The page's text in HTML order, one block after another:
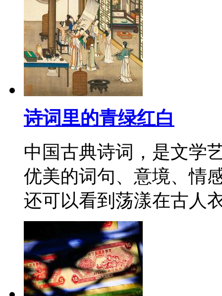
诗词里的青绿红白
中国古典诗词，是文学
优美的词句、意境、情
还可以看到荡漾在古